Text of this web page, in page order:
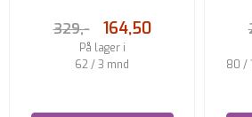
329,- 164,50
På lager i
62 / 3 mnd
80 /